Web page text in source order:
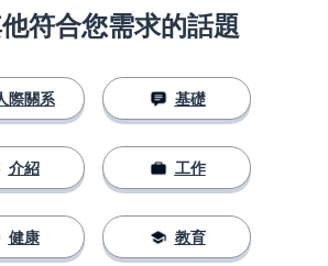
符合您需求的話題
際關系
介紹
健康
基礎
工作
教育